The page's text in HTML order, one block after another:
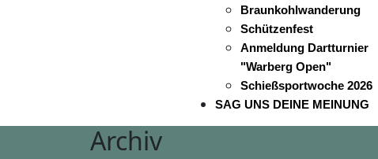
Braunkohlwanderung
Schützenfest
Anmeldung Dartturnier
"Warberg Open"
Schießsportwoche 2026
SAG UNS DEINE MEINUNG
Archiv